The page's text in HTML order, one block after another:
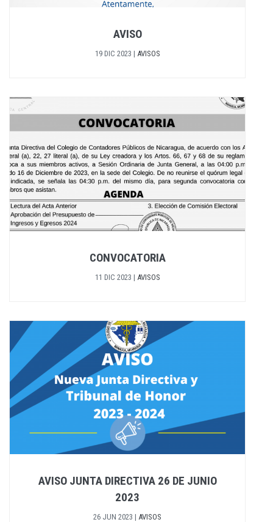
AVISO
19 DIC 2023 | AVISOS
CONVOCATORIA
11 DIC 2023 | AVISOS
AVISO JUNTA DIRECTIVA 26 DE JUNIO
2023
26 JUN 2023 | AVISOS